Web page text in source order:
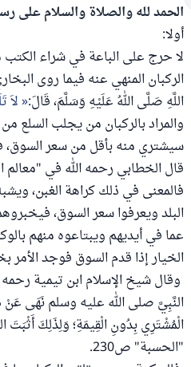
الحمد لله والصلاة والسلام على
أولا:
لا حرج على الباعة في شراء
اللَّهِ صَلَّى اللهُ عَلَيْهِ وَسَلَّمَ، قَالَ: لاَ
والمراد بالركبان من يجلب السلع
سيشتري منه بأقل من سعر السوق،
فالمعنى في ذلك كراهة الغبن،
البلد ويعرفوا سعر السوق،
عما في أيديهم ويبتاعوه منهم
الخيار إذا قدم السوق فوجد الأمر
وقال شيخ الإسلام ابن تيمية
النَّبِيَّ صلى الله عليه وسلم نَهَى عَنْ
الْمُشْتَرِي بِدُونِ الْقِيمَةِ؛ وَلِذَلِكَ
"الحسبة" ص230.